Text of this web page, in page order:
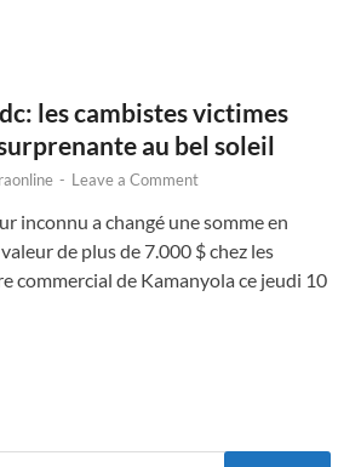
les cambistes victimes
au bel soleil
- Leave a Comment
inconnu a changé une somme en
de plus de 7.000 $ chez les
commercial de Kamanyola ce jeudi 10